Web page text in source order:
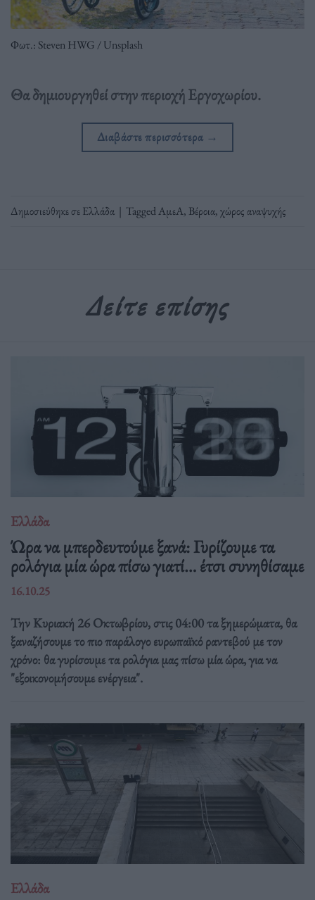
Φωτ.: Steven HWG / Unsplash
Θα δημιουργηθεί στην περιοχή Εργοχωρίου.
Διαβάστε περισσότερα →
Δημοσιεύθηκε σεΕλλάδα | TaggedΑμεΑ, Βέροια,χώρος αναψυχής
Δείτε επίσης
Ελλάδα
Ώρα να μπερδευτούμε ξανά: Γυρίζουμε τα
ρολόγια μία ώρα πίσω γιατί… έτσι συνηθίσαμε
16.10.25
Την Κυριακή 26 Οκτωβρίου, στις 04:00 τα ξημερώματα, θα
ξαναζήσουμε το πιο παράλογο ευρωπαϊκό ραντεβού με τον
χρόνο: θα γυρίσουμε τα ρολόγια μας πίσω μία ώρα, για να
"εξοικονομήσουμε ενέργεια".
Ελλάδα